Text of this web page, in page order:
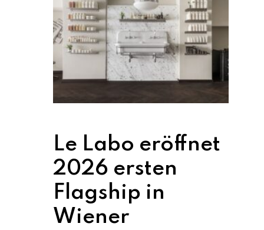
Le Labo eröffnet
2026 ersten
Flagship in
Wiener